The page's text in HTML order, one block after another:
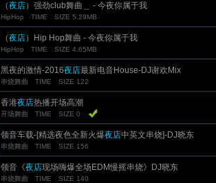
（夜店）强劲club舞曲＿ - 今夜你属于我
HipHop TIME SIZE 5.29MB
（夜店）Hip Hop舞曲 - 今夜你属于我
HipHop TIME SIZE 4.65MB
黑夜的激情-2016夜店最新电音House-DJ谢欢Mix
串烧舞曲 TIME SIZE 122
香港夜店热播开场高潮
开场舞曲 TIME SIZE 0
领音车载-[精选夜色全新火爆夜店中英文串烧]-DJ晓东
串烧舞曲 TIME SIZE 156
领音《夜店现场嗨爆全场EDM慢摇串烧》DJ晓东
串烧舞曲 TIME SIZE 140